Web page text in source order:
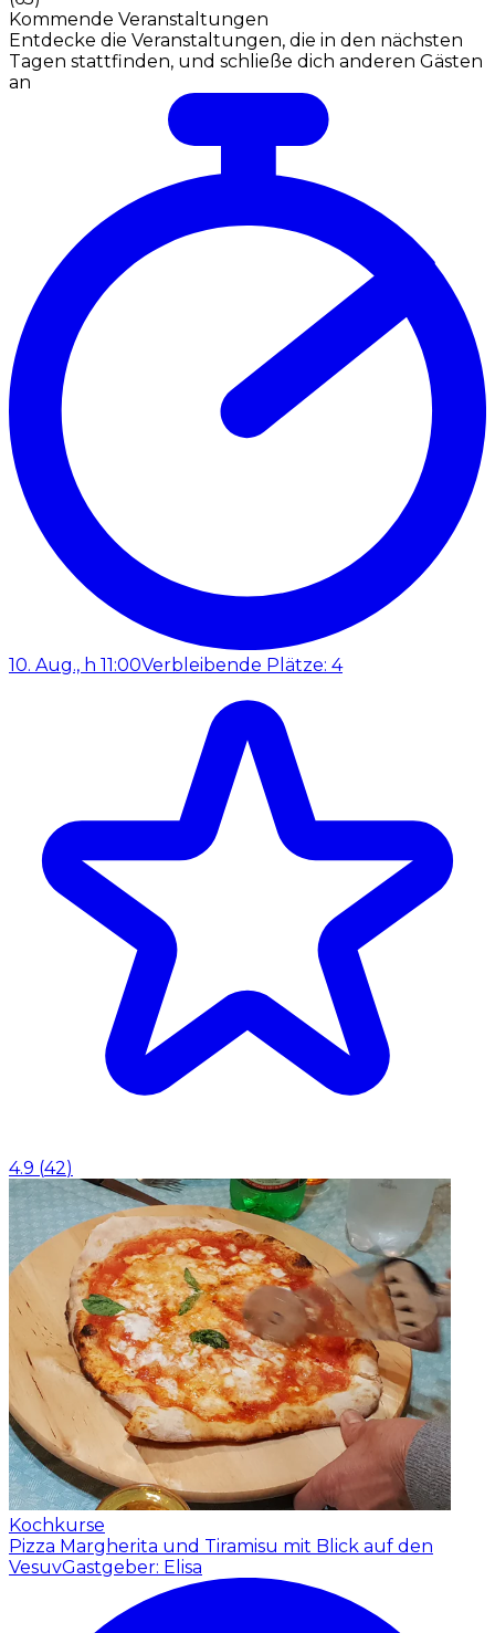
Kommende Veranstaltungen
Entdecke die Veranstaltungen, die in den nächsten
Tagen stattfinden, und schließe dich anderen Gästen
an
10. Aug., h 11:00Verbleibende Plätze: 4
4.9 (42)
Kochkurse
Pizza Margherita und Tiramisu mit Blick auf den
VesuvGastgeber: Elisa